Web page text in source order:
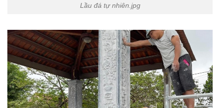
Lầu đá tự nhiên.jpg